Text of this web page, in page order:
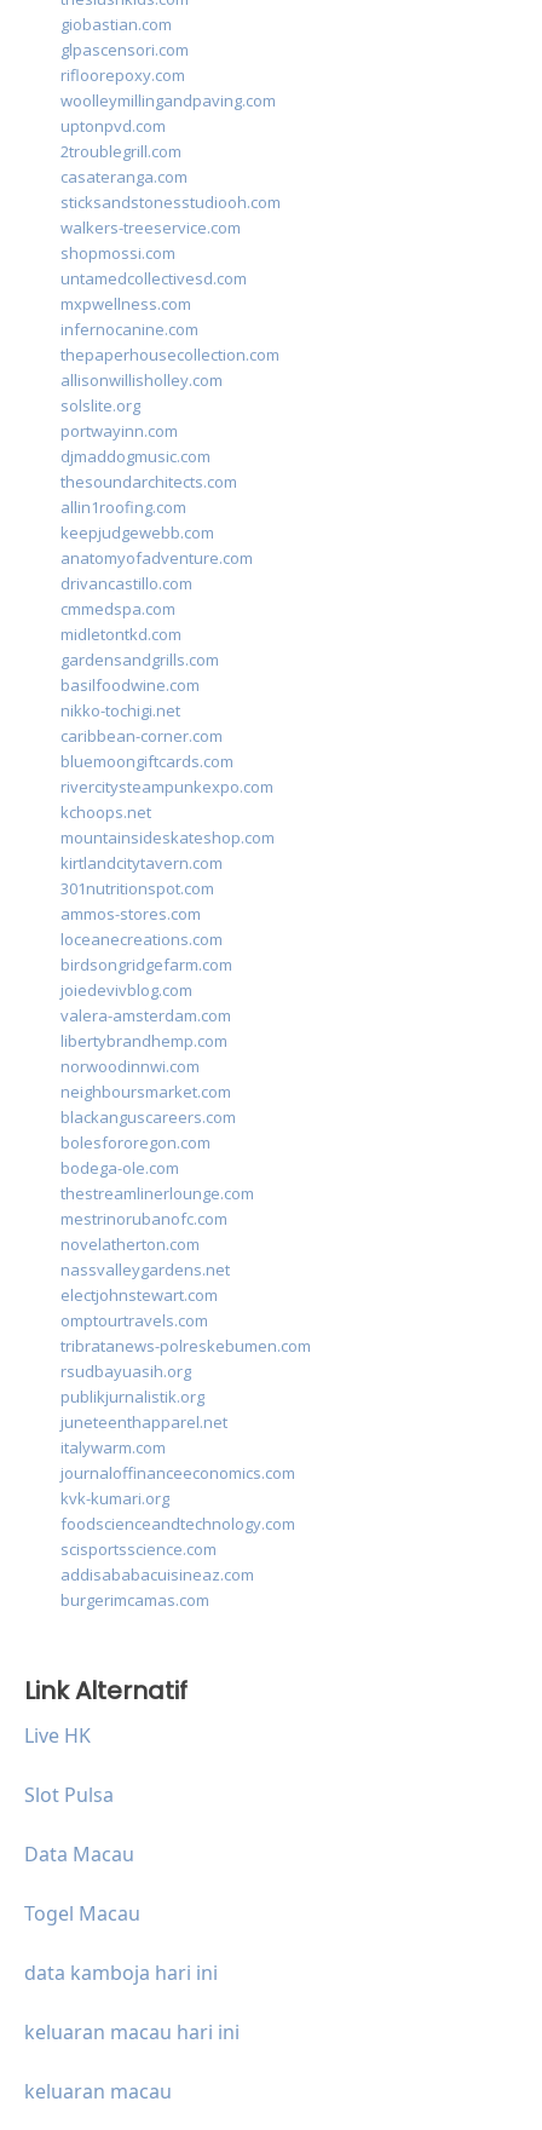
giobastian.com
glpascensori.com
rifloorepoxy.com
woolleymillingandpaving.com
uptonpvd.com
2troublegrill.com
casateranga.com
sticksandstonesstudiooh.com
walkers-treeservice.com
shopmossi.com
untamedcollectivesd.com
mxpwellness.com
infernocanine.com
thepaperhousecollection.com
allisonwillisholley.com
solslite.org
portwayinn.com
djmaddogmusic.com
thesoundarchitects.com
allin1roofing.com
keepjudgewebb.com
anatomyofadventure.com
drivancastillo.com
cmmedspa.com
midletontkd.com
gardensandgrills.com
basilfoodwine.com
nikko-tochigi.net
caribbean-corner.com
bluemoongiftcards.com
rivercitysteampunkexpo.com
kchoops.net
mountainsideskateshop.com
kirtlandcitytavern.com
301nutritionspot.com
ammos-stores.com
loceanecreations.com
birdsongridgefarm.com
joiedevivblog.com
valera-amsterdam.com
libertybrandhemp.com
norwoodinnwi.com
neighboursmarket.com
blackanguscareers.com
bolesfororegon.com
bodega-ole.com
thestreamlinerlounge.com
mestrinorubanofc.com
novelatherton.com
nassvalleygardens.net
electjohnstewart.com
omptourtravels.com
tribratanews-polreskebumen.com
rsudbayuasih.org
publikjurnalistik.org
juneteenthapparel.net
italywarm.com
journaloffinanceeconomics.com
kvk-kumari.org
foodscienceandtechnology.com
scisportsscience.com
addisababacuisineaz.com
burgerimcamas.com
Link Alternatif
Live HK
Slot Pulsa
Data Macau
Togel Macau
data kamboja hari ini
keluaran macau hari ini
keluaran macau